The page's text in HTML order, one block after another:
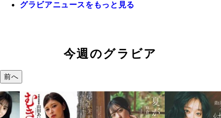
グラビアニュースをもっと見る
今週のグラビア
前へ